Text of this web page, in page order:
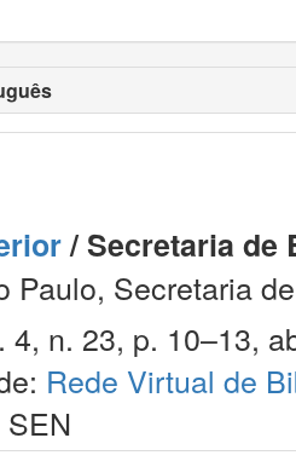
/ Secretaria de
Paulo, Secretaria
n. 23, p. 10–13,
Rede Virtual de
SEN